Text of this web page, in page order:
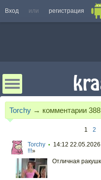
Вход или регистрация
Torchy → комментарии 388
1 2
Torchy • 14:12 22.05.2026
!!!»
Отличная